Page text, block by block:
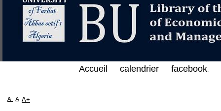
Accueil calendrier facebook.
A- A A+